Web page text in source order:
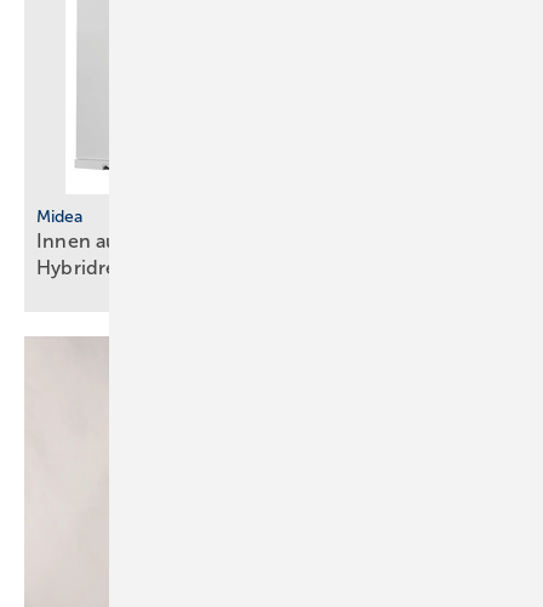
Midea
Innen aufgestellte Wärmepumpe mit
Hybridregelung